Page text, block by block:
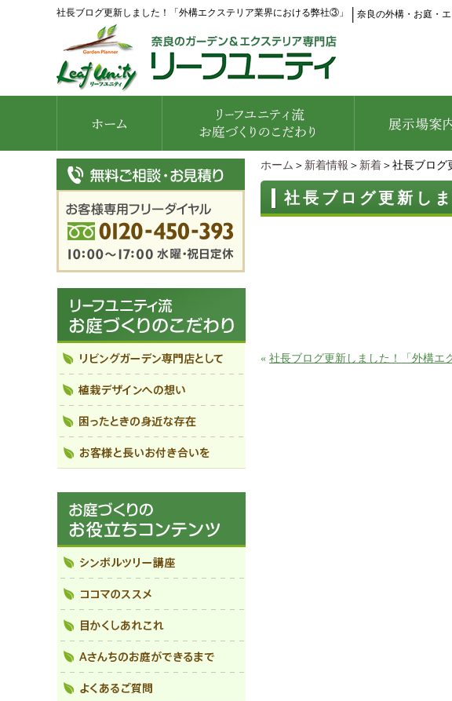
社長ブログ更新しました！「外構エクステリア業界における弊社③」 奈良の外構・お庭・
ホーム ＞ 新着情報 ＞ 新着 ＞社長ブロ
社長ブログ更新し
« 社長ブログ更新しました！「外構エ